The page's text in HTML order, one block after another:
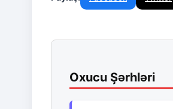
Oxucu Şərhləri